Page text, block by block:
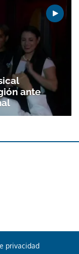
ante
privacidad